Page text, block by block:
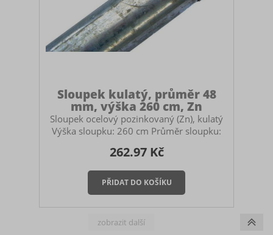
Sloupek kulatý, průměr 48
mm, výška 260 cm, Zn
Sloupek ocelový pozinkovaný (Zn), kulatý
Výška sloupku: 260 cm Průměr sloupku:
žárově zinkované Určený pro stavbu
pletivových plotů. Použití:
průběžný/počáteční/koncový sloupek
Součástí sloupku je plastová čepička.
Montáž sloupku Sloupek můžete
zabetonovat do země, zasadit do zemních
vrutů nebo ukotvit na patky. V případě
262.97 Kč